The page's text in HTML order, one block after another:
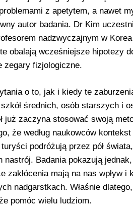
z apetytem, a nawet
autor badania. Dr Kim
nadzwyczajnym w
obalają wcześniejsze hipotezy
zegary fizjologiczne.
o to, jak i kiedy te
średnich, osób starszych i
już zaczyna stosować swoją
że według naukowców
podróżują przez pół
nastrój. Badania pokazują
zakłócenia mają na nas wpływ i
nadgarstkach. Właśnie
pomóc wielu ludziom.